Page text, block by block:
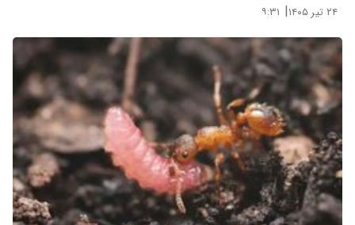
۲۴ تیر ۱۴۰۵ | ۹:۳۱